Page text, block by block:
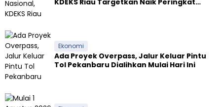
KDEKS Riau Targetkan Naik Peringkat
Ekonomi
Ada Proyek Overpass, Jalur Keluar Pintu
Tol Pekanbaru Dialihkan Mulai Hari Ini